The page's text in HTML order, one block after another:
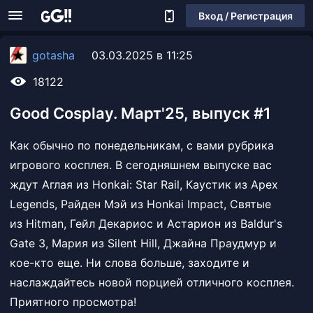
Вход / Регистрация
gotasha
03.03.2025 в 11:25
18122
Good Cosplay. Март'25, выпуск #1
Как обычно по понедельникам, с вами рубрика
игрового косплея. В сегодняшнем выпуске вас
ждут Аглая из Honkai: Star Rail, Каустик из Apex
Legends, Райден Мэй из Honkai Impact, Святые
из Hitman, Гейл Декариос и Астарион из Baldur's
Gate 3, Мария из Silent Hill, Джайна Праудмур и
кое-кто еще. Ни слова больше, заходите и
наслаждайтесь новой порцией отличного косплея.
Приятного просмотра!